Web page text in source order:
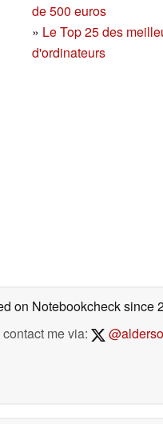
de 500 euros
» Le Top 25 des
d'ordinateurs
on Notebookchecksince
contact me via: